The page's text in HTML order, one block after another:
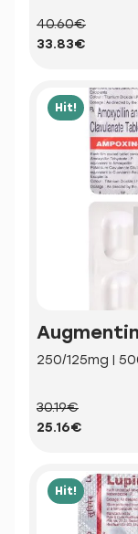
40.60€
33.83€
Hit!
Augmentin
250/125mg |
30.19€
25.16€
Hit!